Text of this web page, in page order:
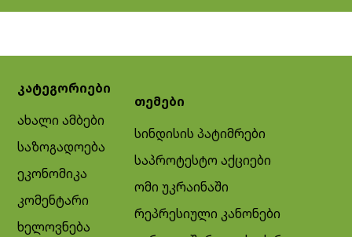
კატეგორიები
ახალი ამბები
საზოგადოება
ეკონომიკა
კომენტარი
ხელოვნება
თემები
სინდისის პატიმრები
საპროტესტო აქციები
ომი უკრაინაში
რეპრესიული კანონები